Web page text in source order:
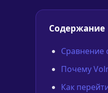
Содержание
Сравнение
Почему
Как